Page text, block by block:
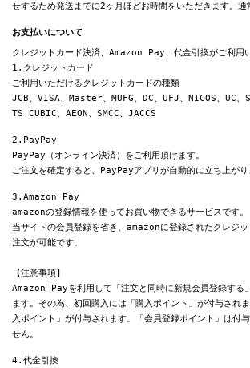
せするため発送までに2ヶ月ほどお時間をいただきます。通
お支払いについて
クレジットカード決済、Amazon Pay、代金引換がご利用
1.クレジットカード
ご利用いただけるクレジットカードの種類
JCB、VISA、Master、MUFG、DC、UFJ、NICOS、UC
TS CUBIC、AEON、SMCC、JACCS
2.PayPay
PayPay（オンライン決済）をご利用頂けます。
ご注文を確定すると、PayPayアプリが自動的に立ち上がり
3.Amazon Pay
amazonの登録情報を使ってお買い物できるサービスです。
当サイトの会員登録を省き、amazonに登録されたクレジ
注文が可能です。
【注意事項】
Amazon Payを利用して「注文と同時に新規会員登録する
ます。その為、初回購入には「購入ポイント」が付与され
入ポイント」が付与されます。「会員登録ポイント」は付
せん。
4.代金引換